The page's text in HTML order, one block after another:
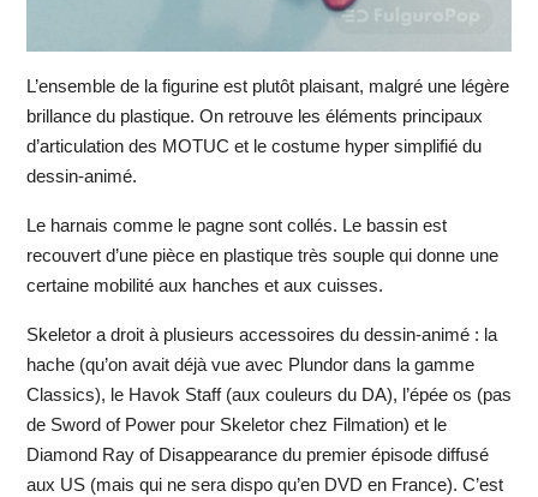
L’ensemble de la figurine est plutôt plaisant, malgré une légère
brillance du plastique. On retrouve les éléments principaux
d’articulation des MOTUC et le costume hyper simplifié du
dessin-animé.
Le harnais comme le pagne sont collés. Le bassin est
recouvert d’une pièce en plastique très souple qui donne une
certaine mobilité aux hanches et aux cuisses.
Skeletor a droit à plusieurs accessoires du dessin-animé : la
hache (qu’on avait déjà vue avec Plundor dans la gamme
Classics), le Havok Staff (aux couleurs du DA), l’épée os (pas
de Sword of Power pour Skeletor chez Filmation) et le
Diamond Ray of Disappearance du premier épisode diffusé
aux US (mais qui ne sera dispo qu’en DVD en France). C’est